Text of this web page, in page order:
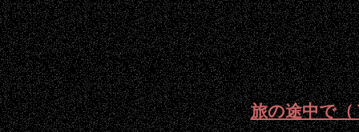
旅の途中で